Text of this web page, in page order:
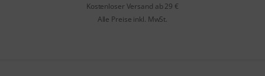
Kostenloser Versand ab 29 €
Alle Preise inkl. MwSt.